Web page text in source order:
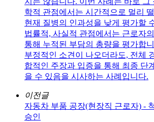
학적 관점에서는 시간적으로 멀리
현재 질병의 인과성을 낮게 평가할
법률적, 사실적 관점에서는 근로자
통해 누적된 부담의 총량을 평가합
부정적인 소견이 나오더라도, 전체
합적인 주장과 입증을 통해 최종 단
을 수 있음을 시사하는 사례입니다.
이전글
자동차 부품 공장(현장직 근로자) -
승인